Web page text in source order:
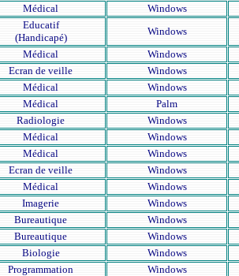
Médical Windows
Educatif
(Handicapé)
Windows
Médical Windows
Ecran de veille Windows
Médical Windows
Médical Palm
Radiologie Windows
Médical Windows
Médical Windows
Ecran de veille Windows
Médical Windows
Imagerie Windows
Bureautique Windows
Bureautique Windows
Biologie Windows
Programmation Windows